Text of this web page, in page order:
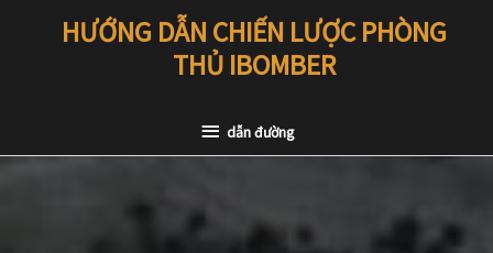
HƯỚNG DẪN CHIẾN LƯỢC PHÒNG
THỦ IBOMBER
dẫndẫn đường